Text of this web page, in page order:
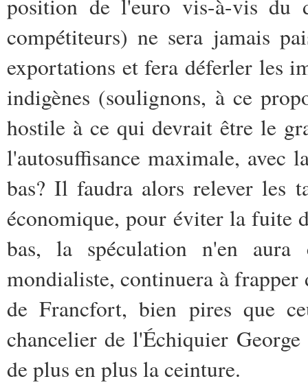
position de l'euro vis-à-vis du
compétiteurs) ne sera jamais
exportations et fera déferler les
indigènes (soulignons, à ce
hostile à ce qui devrait être le
l'autosuffisance maximale, avec
bas? Il faudra alors relever les
économique, pour éviter la fuite
bas, la spéculation n'en
mondialiste, continuera à frapper
de Francfort, bien pires que
chancelier de l'Échiquier
de plus en plus la ceinture.